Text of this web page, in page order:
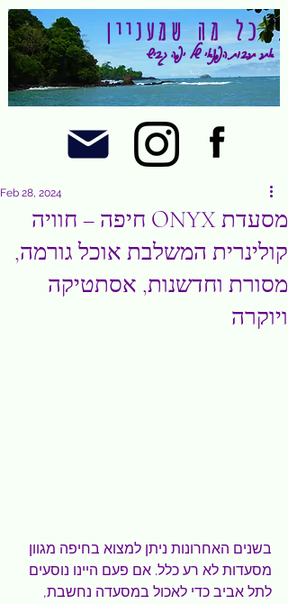
אתר תרבות הפנאי של יפה גביש
כל מה שמעניין
מסעדת ONYX חיפה – חוויה
קולינרית המשלבת אוכל גורמה,
מסורת וחדשנות, אסתטיקה
ויוקרה
Feb 28, 2024
בשנים האחרונות ניתן למצוא בחיפה מגוון
מסעדות לא רע כלל. אם פעם היינו נוסעים
לתל אביב כדי לאכול במסעדה נחשבת,